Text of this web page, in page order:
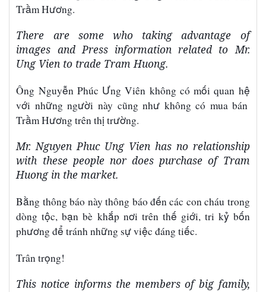
Trầm Hương.
There are some who taking advantage of
images and Press information related to Mr.
Ung Vien to trade Tram Huong.
Ông Nguyễn Phúc Ưng Viên không có mối quan hệ
với những người này cũng như không có mua bán
Trầm Hương trên thị trường.
Mr. Nguyen Phuc Ung Vien has no relationship
with these people nor does purchase of Tram
Huong in the market.
Bằng thông báo này thông báo đến các con cháu trong
dòng tộc, bạn bè khắp nơi trên thế giới, tri kỷbốn
phươngđể tránh những sựviệcđáng tiếc.
Trân trọng!
This notice informs the members of big family,